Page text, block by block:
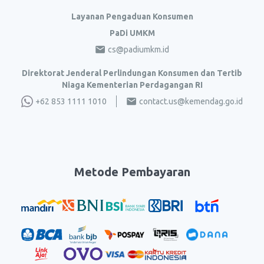
Layanan Pengaduan Konsumen
PaDi UMKM
cs@padiumkm.id
Direktorat Jenderal Perlindungan Konsumen dan Tertib
Niaga Kementerian Perdagangan RI
+62 853 1111 1010
contact.us@kemendag.go.id
Metode Pembayaran